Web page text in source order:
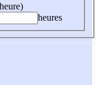
heures